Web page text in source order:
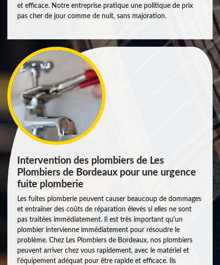
et efficace. Notre entreprise pratique une politique de prix
pas cher de jour comme de nuit, sans majoration.
Intervention des plombiers de Les
Plombiers de Bordeaux pour une urgence
fuite plomberie
Les fuites plomberie peuvent causer beaucoup de dommages
et entraîner des coûts de réparation élevés si elles ne sont
pas traitées immédiatement. Il est très important qu'un
plombier intervienne immédiatement pour résoudre le
problème. Chez Les Plombiers de Bordeaux, nos plombiers
peuvent arriver chez vous rapidement, avec le matériel et
l’équipement adéquat pour être rapide et efficace. Ils